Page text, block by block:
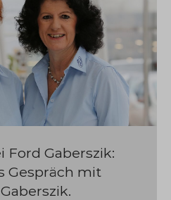
Ford Gaberszik:
Gespräch mit